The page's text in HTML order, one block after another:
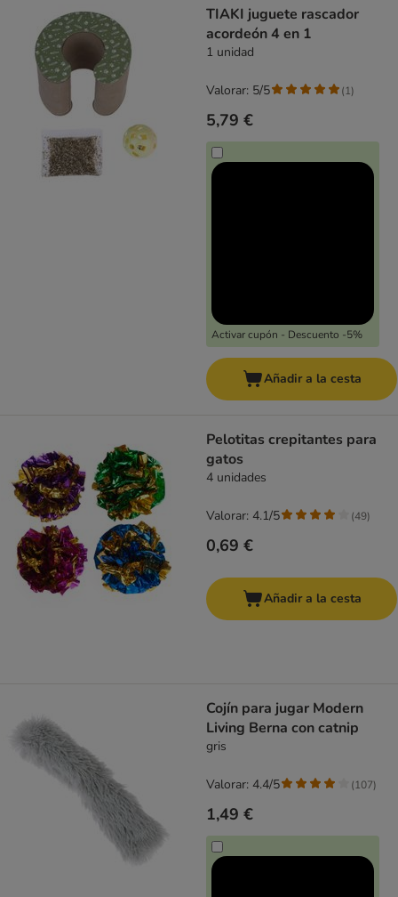
TIAKI juguete rascador
acordeón 4 en 1
1 unidad
5,79 €
Activar cupón - Descuento -5%
Valorar: 5/5 (1)
Añadir a la cesta
Pelotitas crepitantes para
gatos
4 unidades
0,69 €
Valorar: 4.1/5 (49)
Añadir a la cesta
Cojín para jugar Modern
Living Berna con catnip
gris
1,49 €
Valorar: 4.4/5 (107)